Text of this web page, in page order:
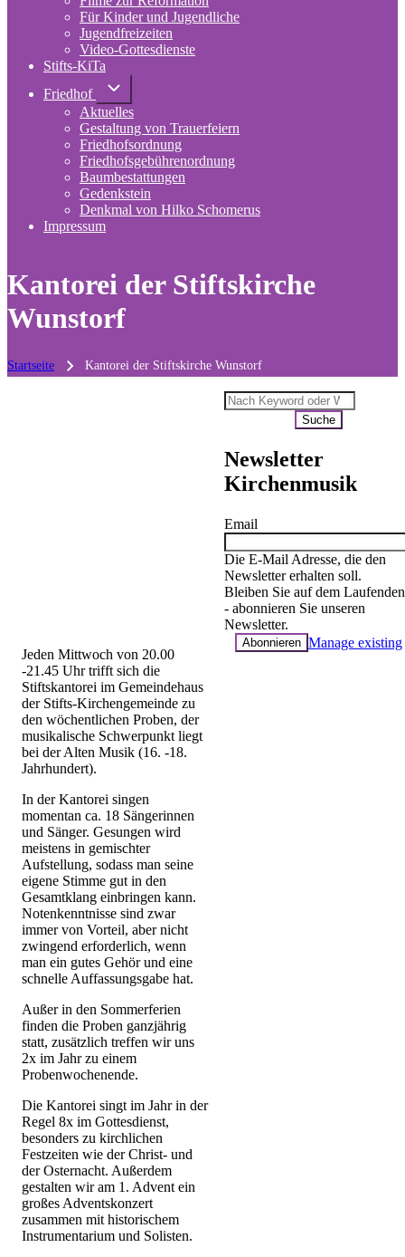
Für Kinder und Jugendliche
Jugendfreizeiten
Video-Gottesdienste
Stifts-KiTa
in
tab)
Friedhof
Unternavigation
Friedhof
Aktuelles
Gestaltung von Trauerfeiern
Friedhofsordnung
Friedhofsgebührenordnung
tab)
Baumbestattungen
Gedenkstein
Denkmal von Hilko Schomerus
Impressum
Kantorei der Stiftskirche
Wunstorf
Pfadnavigation
Startseite Kantorei der Stiftskirche Wunstorf
Jeden Mittwoch von 20.00
-21.45 Uhr trifft sich die
Stiftskantorei im Gemeindehaus
der Stifts-Kirchengemeinde zu
den wöchentlichen Proben, der
musikalische Schwerpunkt liegt
bei der Alten Musik (16. -18.
Jahrhundert).
In der Kantorei singen
momentan ca. 18 Sängerinnen
und Sänger. Gesungen wird
meistens in gemischter
Aufstellung, sodass man seine
eigene Stimme gut in den
Gesamtklang einbringen kann.
Notenkenntnisse sind zwar
immer von Vorteil, aber nicht
zwingend erforderlich, wenn
man ein gutes Gehör und eine
schnelle Auffassungsgabe hat.
Außer in den Sommerferien
finden die Proben ganzjährig
statt, zusätzlich treffen wir uns
2x im Jahr zu einem
Probenwochenende.
Die Kantorei singt im Jahr in der
Regel 8x im Gottesdienst,
besonders zu kirchlichen
Festzeiten wie der Christ- und
der Osternacht. Außerdem
gestalten wir am 1. Advent ein
großes Adventskonzert
zusammen mit historischem
Instrumentarium und Solisten.
Suche
Newsletter
Kirchenmusik
Email
Die E-Mail Adresse, die den
Newsletter erhalten soll.
Bleiben Sie auf dem Laufenden
- abonnieren Sie unseren
Newsletter.
Manage existing